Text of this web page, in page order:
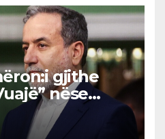
gjithe
nëse